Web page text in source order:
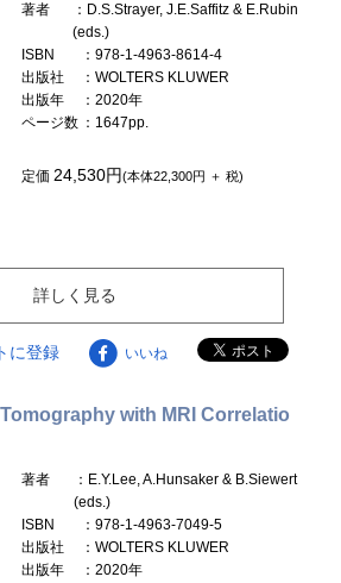
著者
：D.S.Strayer, J.E.Saffitz & E.Rubin
(eds.)
ISBN
：978-1-4963-8614-4
出版社
：WOLTERS KLUWER
出版年
：2020年
ページ数 ：1647pp.
定価24,530円(本体22,300円 ＋ 税)
詳しく見る
に登録 いいね
with MRI Correlatio
著者
：E.Y.Lee, A.Hunsaker & B.Siewert
(eds.)
ISBN
：978-1-4963-7049-5
出版社
：WOLTERS KLUWER
出版年
：2020年